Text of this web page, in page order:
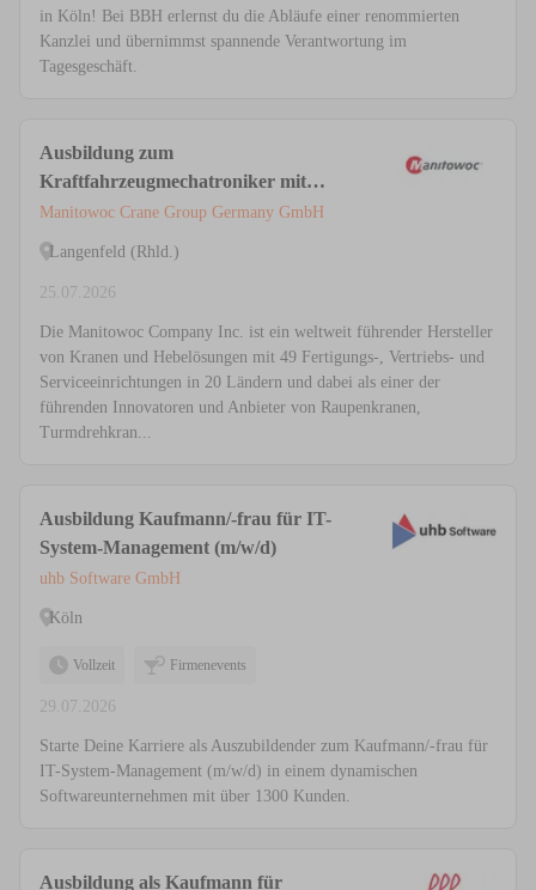
in Köln! Bei BBH erlernst du die Abläufe einer renommierten
Kanzlei und übernimmst spannende Verantwortung im
Tagesgeschäft.
Ausbildung zum
Kraftfahrzeugmechatroniker mit
Schwerpunkt Nutzfahrzeugtechnik
(m/w/d)
Manitowoc Crane Group Germany GmbH
Langenfeld (Rhld.)
25.07.2026
Die Manitowoc Company Inc. ist ein weltweit führender Hersteller
von Kranen und Hebelösungen mit 49 Fertigungs-, Vertriebs- und
Serviceeinrichtungen in 20 Ländern und dabei als einer der
führenden Innovatoren und Anbieter von Raupenkranen,
Turmdrehkran...
Ausbildung Kaufmann/-frau für IT-
System-Management (m/w/d)
uhb Software GmbH
Köln
Vollzeit Firmenevents
29.07.2026
Starte Deine Karriere als Auszubildender zum Kaufmann/-frau für
IT-System-Management (m/w/d) in einem dynamischen
Softwareunternehmen mit über 1300 Kunden.
Ausbildung als Kaufmann für